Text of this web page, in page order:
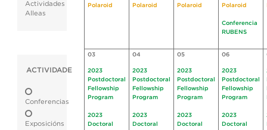
Actividades
Alleas
ACTIVIDADE
Conferencias
Exposicións
Polaroid
Polaroid
Polaroid
Polaroid
Conferencia
RUBENS
03
2023
Postdoctoral
Fellowship
Program
2023
Doctoral
04
2023
Postdoctoral
Fellowship
Program
2023
Doctoral
05
2023
Postdoctoral
Fellowship
Program
2023
Doctoral
06
2023
Postdoctoral
Fellowship
Program
2023
Doctoral